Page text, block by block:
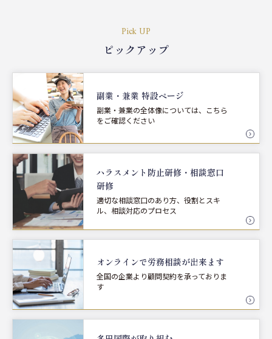
Pick UP
ピックアップ
副業・兼業 特設ページ
副業・兼業の全体像については、こちら
をご確認ください
ハラスメント防止研修・ 相談窓口
研修
適切な相談窓口のあり方、役割とスキ
ル、相談対応のプロセス
オンラインで労務相談が出来ます
全国の企業より顧問契約を承っておりま
す